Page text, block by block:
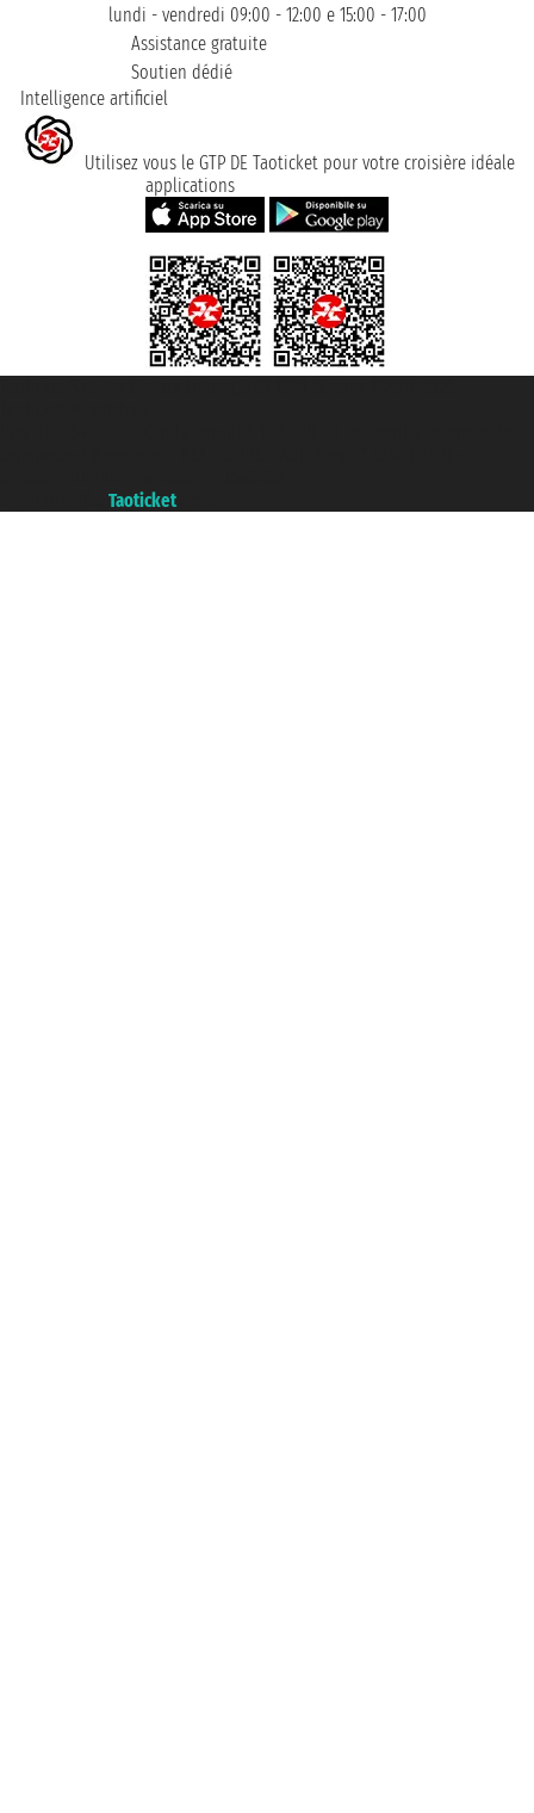
lundi - vendredi 09:00 - 12:00 e 15:00 - 17:00
Assistance gratuite
Soutien dédié
Intelligence artificiel
Utilisez vous le GTP DE Taoticket pour votre croisière idéale
applications
Taoticket